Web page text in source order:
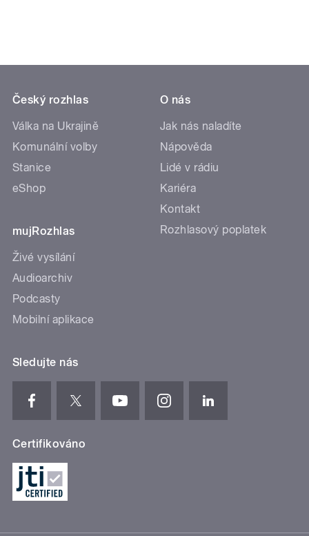
Český rozhlas
Válka na Ukrajině
Komunální volby
Stanice
eShop
mujRozhlas
Živé vysílání
Audioarchiv
Podcasty
Mobilní aplikace
O nás
Jak nás naladíte
Nápověda
Lidé v rádiu
Kariéra
Kontakt
Rozhlasový poplatek
Sledujte nás
Certifikováno